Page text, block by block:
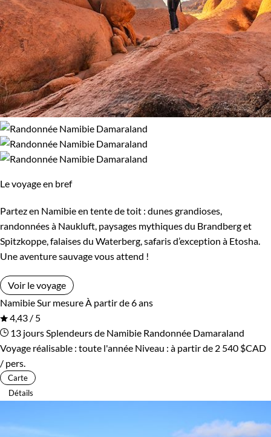
Le voyage en bref
Partez en Namibie en tente de toit : dunes grandioses,
randonnées à Naukluft, paysages mythiques du Brandberg et
Spitzkoppe, falaises du Waterberg, safaris d’exception à Etosha.
Une aventure sauvage vous attend !
Voir le voyage
Namibie Sur mesure À partir de 6 ans
4,43 / 5
13 jours Splendeurs de Namibie Randonnée Damaraland
Voyage réalisable : toute l'année Niveau : à partir de 2 540 $CAD
/ pers.
Carte
Détails